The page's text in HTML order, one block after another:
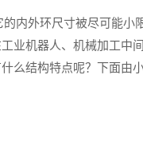
外环尺寸被尽可能小
业机器人、机械加工中
么结构特点呢？下面由